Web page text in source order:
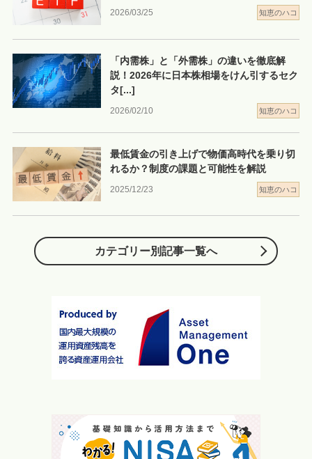
2026/03/25 知恵のハコ
2026/02/10 知恵のハコ
「内需株」と「外需株」の違いを徹底解
説！2026年に日本株相場をけん引するセク
タ[...]
2025/12/23 知恵のハコ
最低賃金の引き上げで物価高時代を乗り切
れるか？制度の課題と可能性を解説
カテゴリー別記事一覧へ